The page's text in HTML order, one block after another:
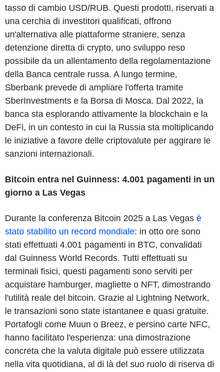
tasso di cambio USD/RUB. Questi prodotti, riservati a
una cerchia di investitori qualificati, offrono
un'alternativa alle piattaforme straniere, senza
detenzione diretta di crypto, uno sviluppo reso
possibile da un allentamento della regolamentazione
della Banca centrale russa. A lungo termine,
Sberbank prevede di ampliare l'offerta tramite
SberInvestments e la Borsa di Mosca. Dal 2022, la
banca sta esplorando attivamente la blockchain e la
DeFi, in un contesto in cui la Russia sta moltiplicando
le iniziative a favore delle criptovalute per aggirare le
sanzioni internazionali.
Bitcoin entra nel Guinness: 4.001 pagamenti in un
giorno a Las Vegas
Durante la conferenza Bitcoin 2025 a Las Vegas è
stato stabilito un record mondiale: in otto ore sono
stati effettuati 4.001 pagamenti in BTC, convalidati
dal Guinness World Records. Tutti effettuati su
terminali fisici, questi pagamenti sono serviti per
acquistare hamburger, magliette o NFT, dimostrando
l'utilità reale del bitcoin. Grazie al Lightning Network,
le transazioni sono state istantanee e quasi gratuite.
Portafogli come Muun o Breez, e persino carte NFC,
hanno facilitato l'esperienza: una dimostrazione
concreta che la valuta digitale può essere utilizzata
nella vita quotidiana, al di là del suo ruolo di riserva di